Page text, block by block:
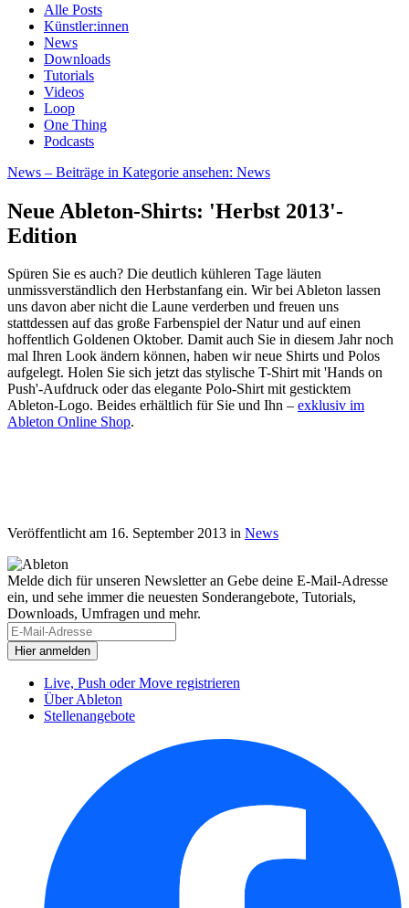
Alle Posts
Künstler:innen
News
Downloads
Tutorials
Videos
Loop
One Thing
Podcasts
News – Beiträge in Kategorie ansehen: News
Neue Ableton-Shirts: 'Herbst 2013'-
Edition
Spüren Sie es auch? Die deutlich kühleren Tage läuten
unmissverständlich den Herbstanfang ein. Wir bei Ableton lassen
uns davon aber nicht die Laune verderben und freuen uns
stattdessen auf das große Farbenspiel der Natur und auf einen
hoffentlich Goldenen Oktober. Damit auch Sie in diesem Jahr noch
mal Ihren Look ändern können, haben wir neue Shirts und Polos
aufgelegt. Holen Sie sich jetzt das stylische T-Shirt mit 'Hands on
Push'-Aufdruck oder das elegante Polo-Shirt mit gesticktem
Ableton-Logo. Beides erhältlich für Sie und Ihn – exklusiv im
Ableton Online Shop.
Veröffentlicht am 16. September 2013 in News
Melde dich für unseren Newsletter an Gebe deine E-Mail-Adresse
ein, und sehe immer die neuesten Sonderangebote, Tutorials,
Downloads, Umfragen und mehr.
Live, Push oder Move registrieren
Über Ableton
Stellenangebote